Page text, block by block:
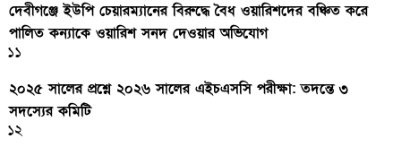
দেবীগঞ্জে ইউপি চেয়ারম্যানের বিরুদ্ধে বৈধ ওয়ারিশদের বঞ্চিত করে
পালিত কন্যাকে ওয়ারিশ সনদ দেওয়ার অভিযোগ
১১
২০২৫ সালের প্রশ্নে ২০২৬ সালের এইচএসসি পরীক্ষা: তদন্তে ৩
সদস্যের কমিটি
১২